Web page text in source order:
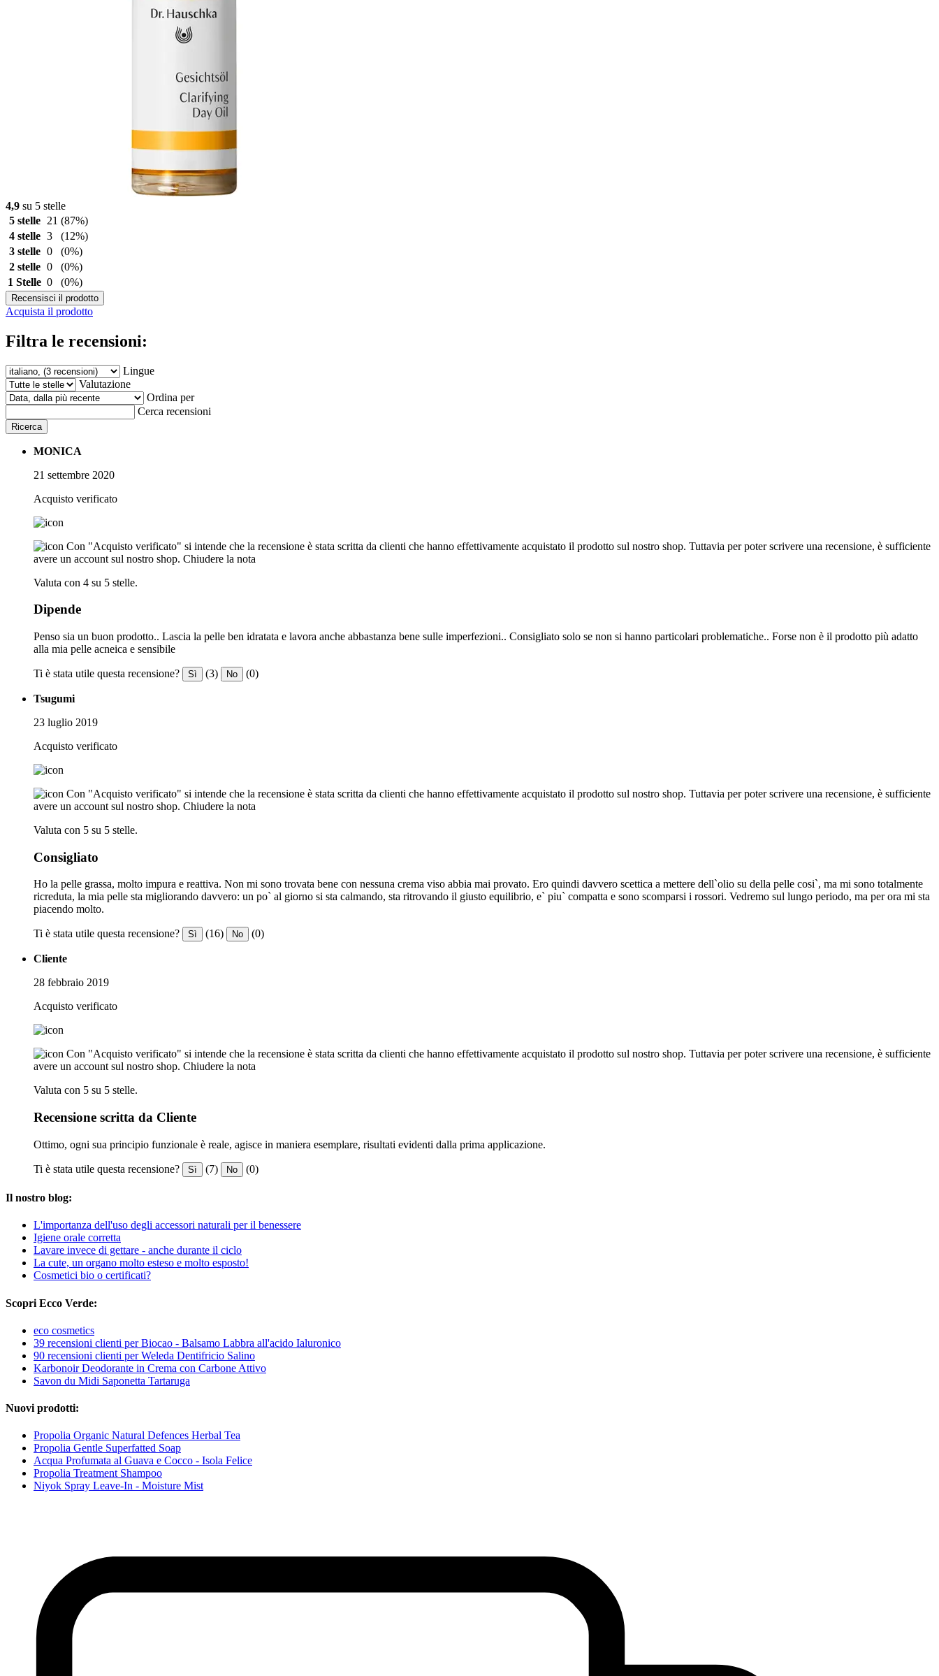
4,9 su 5 stelle
5 stelle
21 (87%)
4 stelle 3
(12%)
3 stelle 0
(0%)
2 stelle 0
(0%)
1 Stelle 0 (0%)
Recensisci il prodotto
Acquista il prodotto
Filtra le recensioni:
Lingue
Valutazione
Ordina per
Cerca recensioni
Ricerca
MONICA
21 settembre 2020
Acquisto verificato
Con "Acquisto verificato" si intende che la recensione è stata scritta da clienti che hanno effettivamente acquistato il prodotto sul nostro shop. Tuttavia per poter scrivere una recensione, è sufficiente
avere un account sul nostro shop. Chiudere la nota
Valuta con 4 su 5 stelle.
Dipende
Penso sia un buon prodotto.. Lascia la pelle ben idratata e lavora anche abbastanza bene sulle imperfezioni.. Consigliato solo se non si hanno particolari problematiche.. Forse non è il prodotto più adatto
alla mia pelle acneica e sensibile
Ti è stata utile questa recensione? Sì (3) No (0)
Tsugumi
23 luglio 2019
Acquisto verificato
Con "Acquisto verificato" si intende che la recensione è stata scritta da clienti che hanno effettivamente acquistato il prodotto sul nostro shop. Tuttavia per poter scrivere una recensione, è sufficiente
avere un account sul nostro shop. Chiudere la nota
Valuta con 5 su 5 stelle.
Consigliato
Ho la pelle grassa, molto impura e reattiva. Non mi sono trovata bene con nessuna crema viso abbia mai provato. Ero quindi davvero scettica a mettere dell`olio su della pelle cosi`, ma mi sono totalmente
ricreduta, la mia pelle sta migliorando davvero: un po` al giorno si sta calmando, sta ritrovando il giusto equilibrio, e` piu` compatta e sono scomparsi i rossori. Vedremo sul lungo periodo, ma per ora mi sta
piacendo molto.
Ti è stata utile questa recensione? Sì (16) No (0)
Cliente
28 febbraio 2019
Acquisto verificato
Con "Acquisto verificato" si intende che la recensione è stata scritta da clienti che hanno effettivamente acquistato il prodotto sul nostro shop. Tuttavia per poter scrivere una recensione, è sufficiente
avere un account sul nostro shop. Chiudere la nota
Valuta con 5 su 5 stelle.
Recensione scritta da Cliente
Ottimo, ogni sua principio funzionale è reale, agisce in maniera esemplare, risultati evidenti dalla prima applicazione.
Ti è stata utile questa recensione? Sì (7) No (0)
Il nostro blog:
L'importanza dell'uso degli accessori naturali per il benessere
Igiene orale corretta
Lavare invece di gettare - anche durante il ciclo
La cute, un organo molto esteso e molto esposto!
Cosmetici bio o certificati?
Scopri Ecco Verde:
eco cosmetics
39 recensioni clienti per Biocao - Balsamo Labbra all'acido Ialuronico
90 recensioni clienti per Weleda Dentifricio Salino
Karbonoir Deodorante in Crema con Carbone Attivo
Savon du Midi Saponetta Tartaruga
Nuovi prodotti:
Propolia Organic Natural Defences Herbal Tea
Propolia Gentle Superfatted Soap
Acqua Profumata al Guava e Cocco - Isola Felice
Propolia Treatment Shampoo
Niyok Spray Leave-In - Moisture Mist